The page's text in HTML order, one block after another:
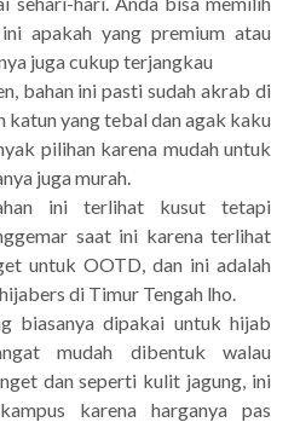
apakah yang premium atau
juga cukup terjangkau
bahan ini pasti sudah akrab di
katun yang tebal dan agak kaku
pilihan karena mudah untuk
juga murah.
ini terlihat kusut tetapi
saat ini karena terlihat
untuk OOTD, dan ini adalah
di Timur Tengah lho.
biasanya dipakai untuk hijab
mudah dibentuk walau
dan seperti kulit jagung, ini
karena harganya pas